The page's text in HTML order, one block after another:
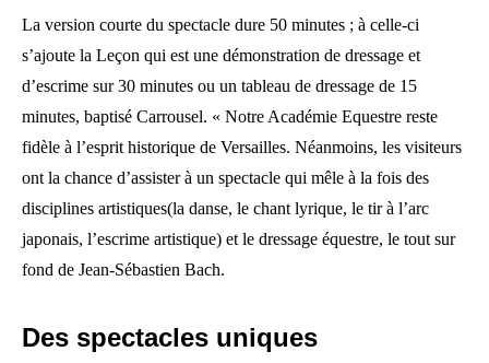
La version courte du spectacle dure 50 minutes ; à celle-ci
s’ajoute la Leçon qui est une démonstration de dressage et
d’escrime sur 30 minutes ou un tableau de dressage de 15
minutes, baptisé Carrousel. « Notre Académie Equestre reste
fidèle à l’esprit historique de Versailles. Néanmoins, les visiteurs
ont la chance d’assister à un spectacle qui mêle à la fois des
disciplines artistiques(la danse, le chant lyrique, le tir à l’arc
japonais, l’escrime artistique) et le dressage équestre, le tout sur
fond de Jean-Sébastien Bach.
Des spectacles uniques